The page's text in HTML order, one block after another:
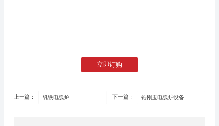
立即订购
上一篇： 钒铁电弧炉 下一篇： 锆刚玉电弧炉设备